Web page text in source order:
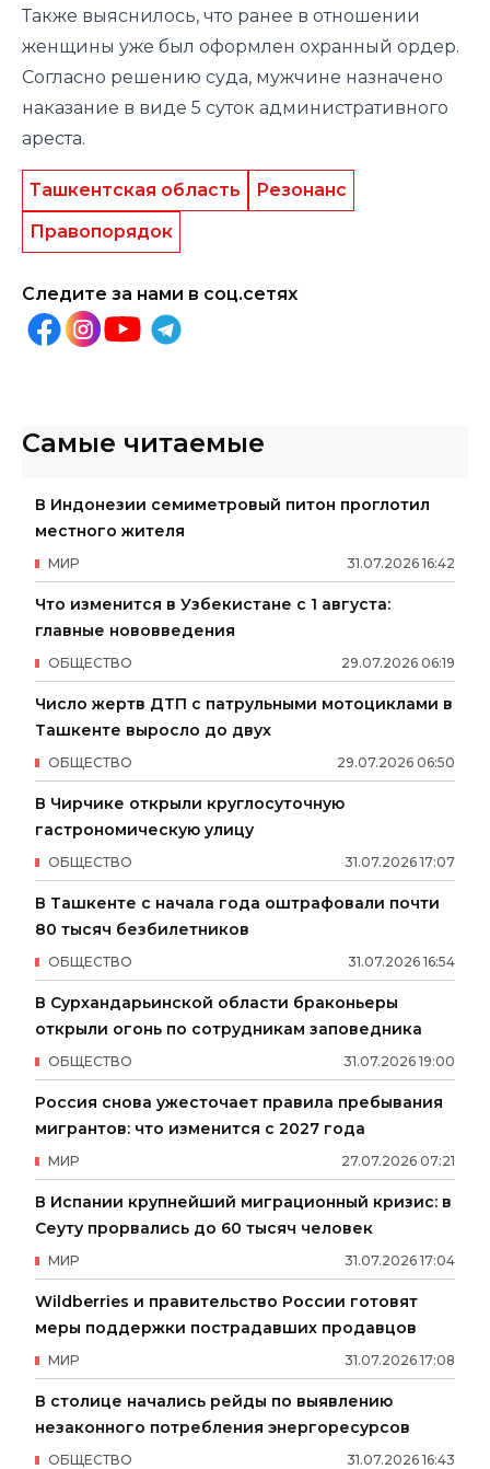
Также выяснилось, что ранее в отношении
женщины уже был оформлен охранный ордер.
Согласно решению суда, мужчине назначено
наказание в виде 5 суток административного
ареста.
Ташкентская область
Резонанс
Правопорядок
Следите за нами в соц.сетях
Самые читаемые
В Индонезии семиметровый питон проглотил
местного жителя
31.07.2026 16:42
МИР
Что изменится в Узбекистане с 1 августа:
главные нововведения
29.07.2026 06:19
ОБЩЕСТВО
Число жертв ДТП с патрульными мотоциклами в
Ташкенте выросло до двух
29.07.2026 06:50
ОБЩЕСТВО
В Чирчике открыли круглосуточную
гастрономическую улицу
31.07.2026 17:07
ОБЩЕСТВО
В Ташкенте с начала года оштрафовали почти
80 тысяч безбилетников
31.07.2026 16:54
ОБЩЕСТВО
В Сурхандарьинской области браконьеры
открыли огонь по сотрудникам заповедника
31.07.2026 19:00
ОБЩЕСТВО
Россия снова ужесточает правила пребывания
мигрантов: что изменится с 2027 года
27.07.2026 07:21
МИР
В Испании крупнейший миграционный кризис: в
Сеуту прорвались до 60 тысяч человек
31.07.2026 17:04
МИР
Wildberries и правительство России готовят
меры поддержки пострадавших продавцов
31.07.2026 17:08
МИР
В столице начались рейды по выявлению
незаконного потребления энергоресурсов
31.07.2026 16:43
ОБЩЕСТВО